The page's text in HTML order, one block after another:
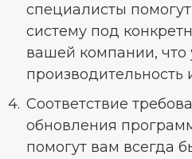
специалисты
систему под
вашей компании, что
производительность
Соответствие
обновления
помогут вам всегда